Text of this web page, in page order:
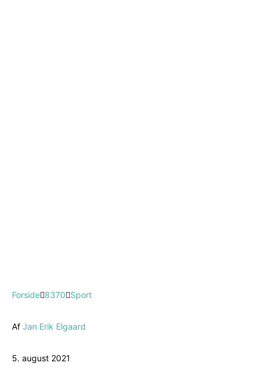
Forside 8370 Sport
Af Jan Erik Elgaard
5. august 2021